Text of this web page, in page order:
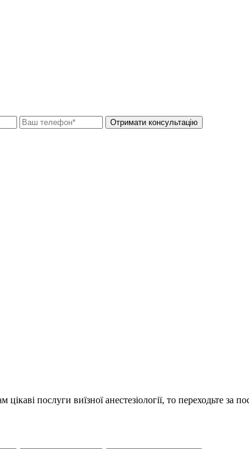
послуги виїзної анестезіології, то переходьте за